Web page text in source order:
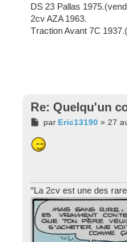
DS 23 Pallas
2cv AZA 1963.
Traction Avant 7C
Re: Quelqu'un
M
s
s
parEric13190» 27
"La 2cv est une des